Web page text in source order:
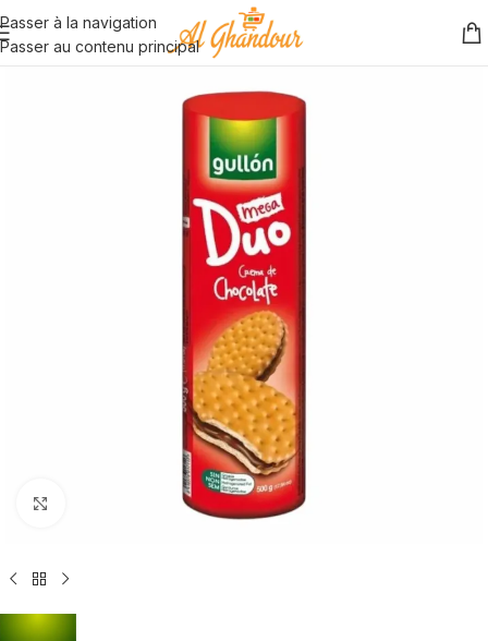
Passer à la navigation
Passer au contenu principal
Cliquez pour agrandir